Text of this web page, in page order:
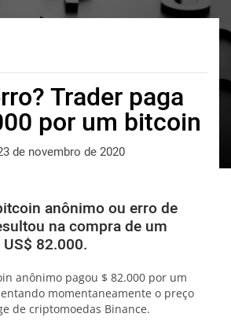
Trader paga
por um bitcoin
de novembro de 2020
anônimo ou erro de
na compra de um
82.000.
anônimo pagou $ 82.000 por um
momentaneamente o preço
de criptomoedas Binance.